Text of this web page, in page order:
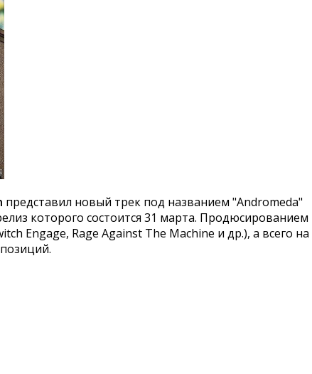
представил новый трек под названием "Andromeda"
которого состоится 31 марта. Продюсированием
Engage, Rage Against The Machine и др.), а всего на